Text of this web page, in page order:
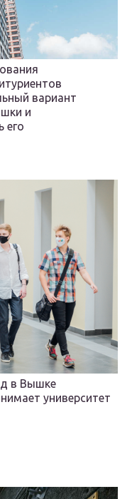
вариант
и
его
в Вышке
университет